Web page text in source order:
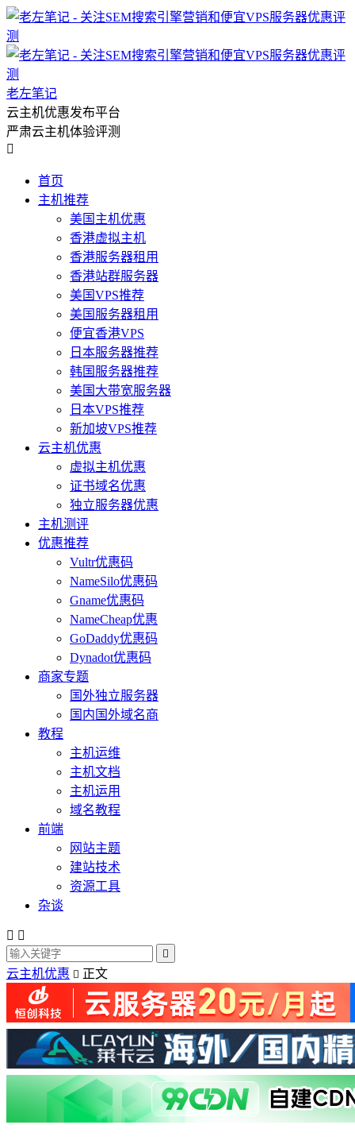
老左笔记
云主机优惠发布平台
严肃云主机体验评测

首页
主机推荐
美国主机优惠
香港虚拟主机
香港服务器租用
香港站群服务器
美国VPS推荐
美国服务器租用
便宜香港VPS
日本服务器推荐
韩国服务器推荐
美国大带宽服务器
日本VPS推荐
新加坡VPS推荐
云主机优惠
虚拟主机优惠
证书域名优惠
独立服务器优惠
主机测评
优惠推荐
Vultr优惠码
NameSilo优惠码
Gname优惠码
NameCheap优惠
GoDaddy优惠码
Dynadot优惠码
商家专题
国外独立服务器
国内国外域名商
教程
主机运维
主机文档
主机运用
域名教程
前端
网站主题
建站技术
资源工具
杂谈
 

云主机优惠  正文